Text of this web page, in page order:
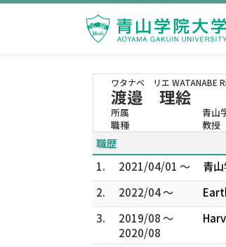
ワタナベ リエ WATANABE
渡邉 理絵
所属
青山
職種
教授
職歴
1.
2021/04/01 ～
青
2.
2022/04 ～
3.
2019/08 ～
2020/08